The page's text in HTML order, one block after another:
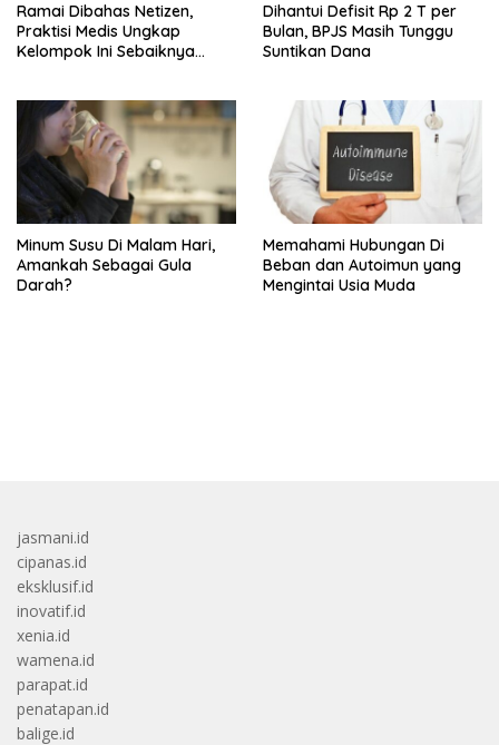
Ramai Dibahas Netizen,
Praktisi Medis Ungkap
Kelompok Ini Sebaiknya
Dihantui Defisit Rp 2 T per
Bulan, BPJS Masih Tunggu
Suntikan Dana
Minum Susu Di Malam Hari,
Amankah Sebagai Gula
Darah?
Memahami Hubungan Di
Beban dan Autoimun yang
Mengintai Usia Muda
jasmani.id
cipanas.id
eksklusif.id
inovatif.id
xenia.id
wamena.id
parapat.id
penatapan.id
balige.id